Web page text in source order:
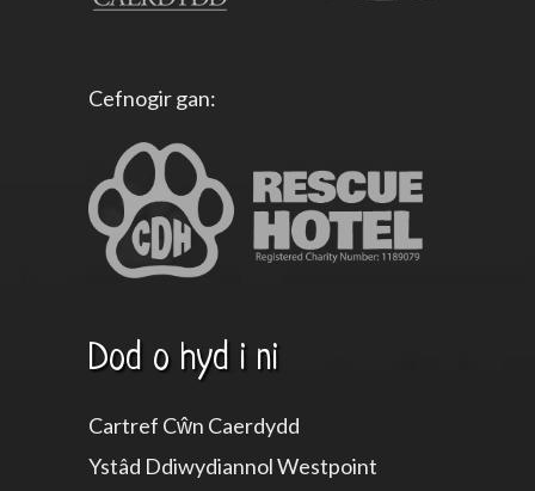
Cefnogir gan:
Dod o hyd i ni
Cartref Cŵn Caerdydd
Ystâd Ddiwydiannol Westpoint